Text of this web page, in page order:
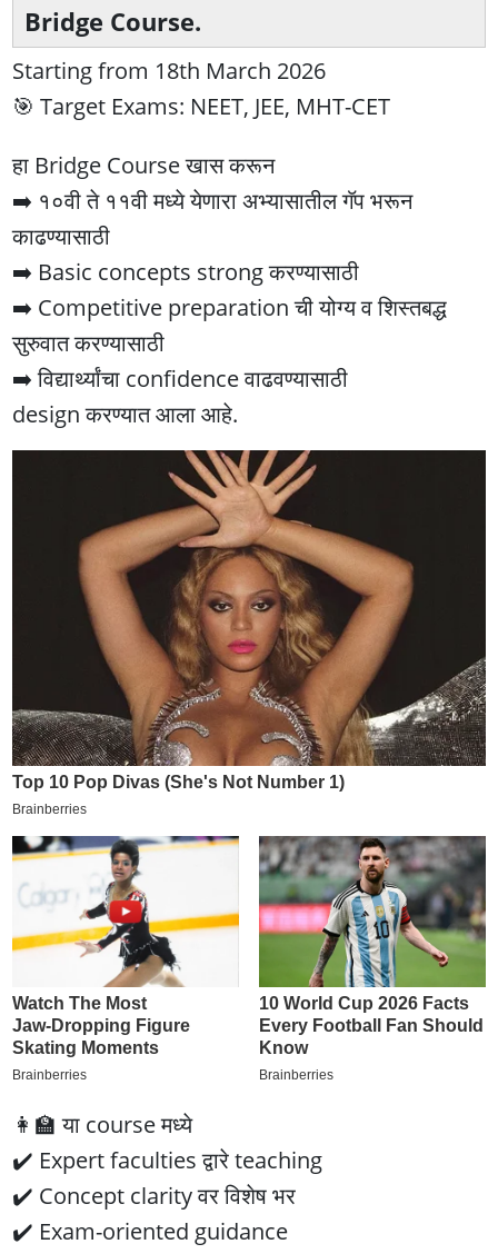
Bridge Course.
Starting from 18th March 2026
🎯 Target Exams: NEET, JEE, MHT-CET
हा Bridge Course खास करून
➡️ १०वी ते ११वी मध्ये येणारा अभ्यासातील गॅप भरून
काढण्यासाठी
➡️ Basic concepts strong करण्यासाठी
➡️ Competitive preparation ची योग्य व शिस्तबद्ध
सुरुवात करण्यासाठी
➡️ विद्यार्थ्यांचा confidence वाढवण्यासाठी
design करण्यात आला आहे.
👩‍🏫 या course मध्ये
✔️ Expert faculties द्वारे teaching
✔️ Concept clarity वर विशेष भर
✔️ Exam-oriented guidance